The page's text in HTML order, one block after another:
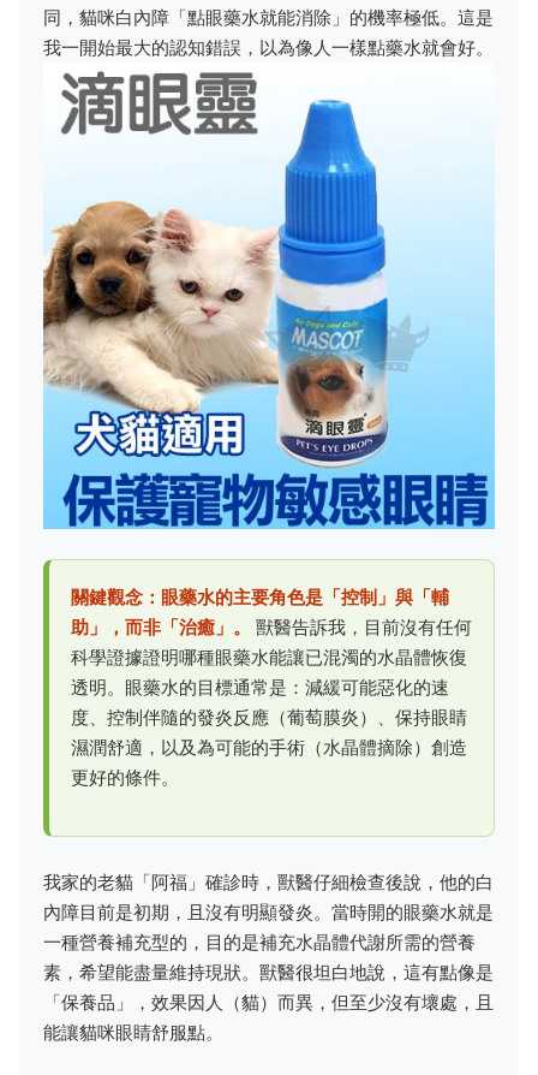
同，貓咪白內障「點眼藥水就能消除」的機率極低。這是
我一開始最大的認知錯誤，以為像人一樣點藥水就會好。
關鍵觀念：眼藥水的主要角色是「控制」與「輔
助」，而非「治癒」。
獸醫告訴我，目前沒有任何
科學證據證明哪種眼藥水能讓已混濁的水晶體恢復
透明。眼藥水的目標通常是：減緩可能惡化的速
度、控制伴隨的發炎反應（葡萄膜炎）、保持眼睛
濕潤舒適，以及為可能的手術（水晶體摘除）創造
更好的條件。
我家的老貓「阿福」確診時，獸醫仔細檢查後說，他的白
內障目前是初期，且沒有明顯發炎。當時開的眼藥水就是
一種營養補充型的，目的是補充水晶體代謝所需的營養
素，希望能盡量維持現狀。獸醫很坦白地說，這有點像是
「保養品」，效果因人（貓）而異，但至少沒有壞處，且
能讓貓咪眼睛舒服點。